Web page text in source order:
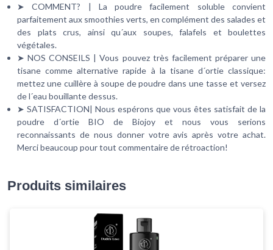
➤ COMMENT? | La poudre facilement soluble convient
parfaitement aux smoothies verts, en complément des salades et
des plats crus, ainsi qu´aux soupes, falafels et boulettes
végétales.
➤ NOS CONSEILS | Vous pouvez très facilement préparer une
tisane comme alternative rapide à la tisane d´ortie classique:
mettez une cuillère à soupe de poudre dans une tasse et versez
de l´eau bouillante dessus.
➤ SATISFACTION| Nous espérons que vous êtes satisfait de la
poudre d´ortie BIO de Biojoy et nous vous serions
reconnaissants de nous donner votre avis après votre achat.
Merci beaucoup pour tout commentaire de rétroaction!
Produits similaires